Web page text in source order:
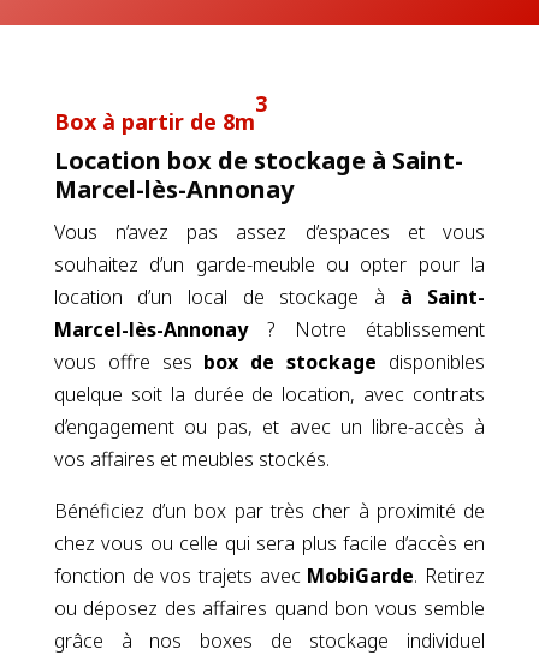
Box à partir de 8m
3
Location box de stockage à Saint-
Marcel-lès-Annonay
Vous n’avez pas assez d’espaces et vous
souhaitez d’un garde-meuble ou opter pour la
location d’un local de stockage à à Saint-
Marcel-lès-Annonay? Notre établissement
vous offre ses box de stockage disponibles
quelque soit la durée de location, avec contrats
d’engagement ou pas, et avec un libre-accès à
vos affaires et meubles stockés.
Bénéficiez d’un box par très cher à proximité de
chez vous ou celle qui sera plus facile d’accès en
fonction de vos trajets avec MobiGarde. Retirez
ou déposez des affaires quand bon vous semble
grâce à nos boxes de stockage individuel